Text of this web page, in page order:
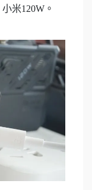
米120W。